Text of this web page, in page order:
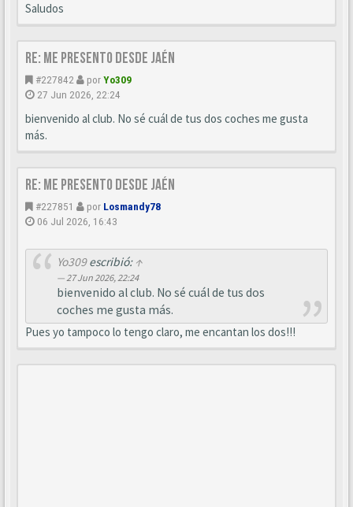
Saludos
Re: Me presento desde Jaén
#227842 porYo309
27 Jun 2026, 22:24
bienvenido al club. No sé cuál de tus dos coches me gusta
más.
Re: Me presento desde Jaén
#227851 por Losmandy78
06 Jul 2026, 16:43
Yo309escribió: ↑
27 Jun 2026, 22:24
bienvenido al club. No sé cuál de tus dos
coches me gusta más.
Pues yo tampoco lo tengo claro, me encantan los dos!!!